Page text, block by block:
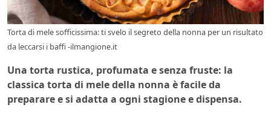
Torta di mele sofficissima: ti svelo il segreto della nonna per un risultato
da leccarsi i baffi -ilmangione.it
Una torta rustica, profumata e senza fruste: la
classica torta di mele della nonna è facile da
preparare e si adatta a ogni stagione e dispensa.